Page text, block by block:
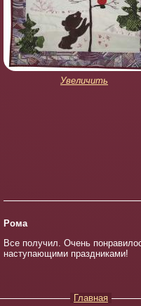
Увеличить
Рома
Все получил. Очень
наступающими праздниками!
Главная